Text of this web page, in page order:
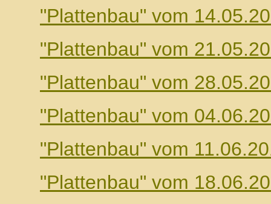
"Plattenbau" vom
"Plattenbau" vom
"Plattenbau" vom
"Plattenbau" vom
"Plattenbau" vom
"Plattenbau" vom